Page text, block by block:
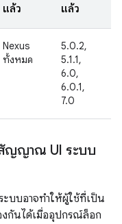
แล้ว
แล้ว
Nexus
ทั้งหมด
5.0.2,
5.1.1,
6.0,
6.0.1,
7.0
สัญญาณ UI ระบบ
ะบบอาจทำให้ผู้ใช้ที่เป็น
งกันได้เมื่ออุปกรณ์ล็อก